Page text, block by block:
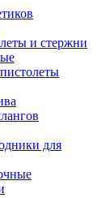
и стержни
для